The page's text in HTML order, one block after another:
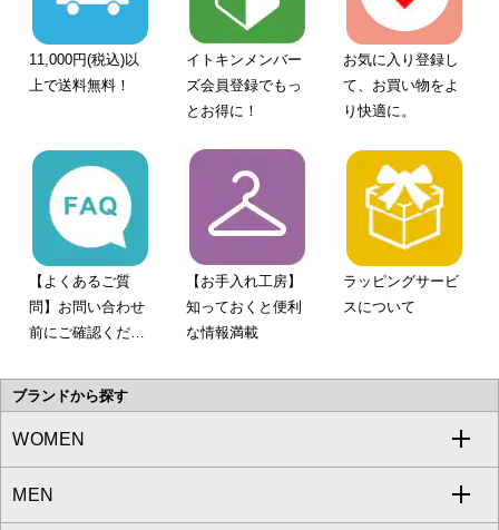
11,000円(税込)以
上で送料無料！
イトキンメンバー
ズ会員登録でもっ
とお得に！
お気に入り登録し
て、お買い物をよ
り快適に。
【よくあるご質
問】お問い合わせ
前にご確認くださ
【お手入れ工房】
知っておくと便利
な情報満載
ラッピングサービ
スについて
ブランドから探す
WOMEN
a.v.v
MEN